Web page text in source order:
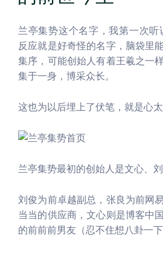
兰亭集势这个名字，我第一次
反应就是好奇怪的名字，脑袋里
集序，可能创始人有着王羲之一
集于一身，博采众长。
这也为以后埋上了伏笔，就是心太
兰亭集势最初的创始人是文心、刘
刘俊为前卓越副总，张良为前网
当当的供应商，文心则是博客中
的前前前男友（忍不住想八卦一下